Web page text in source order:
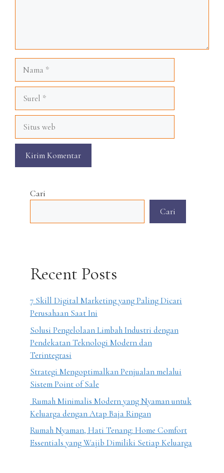
Cari
Cari
Recent Posts
7 Skill Digital Marketing yang Paling Dicari
Perusahaan Saat Ini
Solusi Pengelolaan Limbah Industri dengan
Pendekatan Teknologi Modern dan
Terintegrasi
Strategi Mengoptimalkan Penjualan melalui
Sistem Point of Sale
Rumah Minimalis Modern yang Nyaman untuk
Keluarga dengan Atap Baja Ringan
Rumah Nyaman, Hati Tenang: Home Comfort
Essentials yang Wajib Dimiliki Setiap Keluarga